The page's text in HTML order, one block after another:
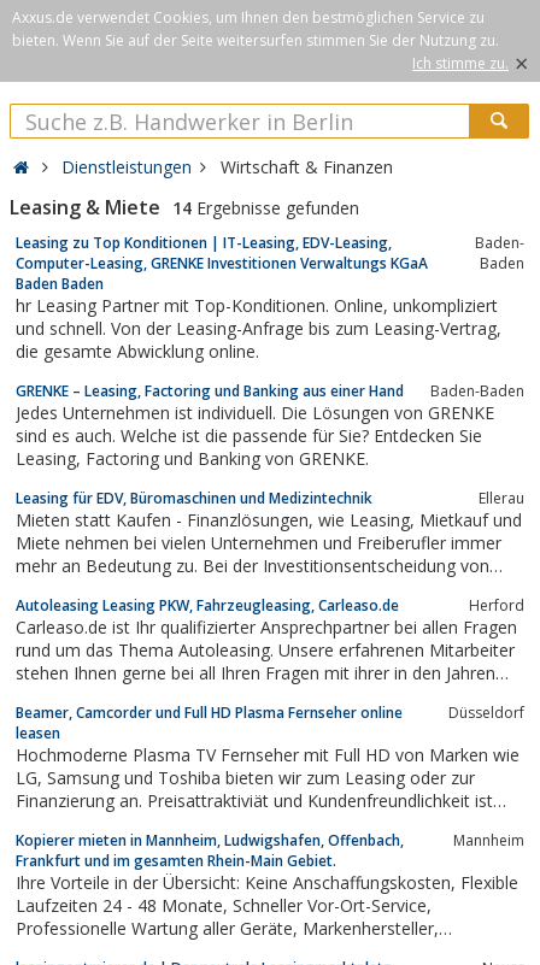
Axxus.de verwendet Cookies, um Ihnen den bestmöglichen Service zu
bieten. Wenn Sie auf der Seite weitersurfen stimmen Sie der Nutzung zu.
Ich stimme zu. ×
Dienstleistungen Wirtschaft & Finanzen
Leasing & Miete 14 Ergebnisse gefunden
Leasing zu Top Konditionen | IT-Leasing, EDV-Leasing,
Computer-Leasing, GRENKE Investitionen Verwaltungs KGaA
Baden Baden
Baden-
Baden
hr Leasing Partner mit Top-Konditionen. Online, unkompliziert
und schnell. Von der Leasing-Anfrage bis zum Leasing-Vertrag,
die gesamte Abwicklung online.
GRENKE – Leasing, Factoring und Banking aus einer Hand Baden-Baden
Jedes Unternehmen ist individuell. Die Lösungen von GRENKE
sind es auch. Welche ist die passende für Sie? Entdecken Sie
Leasing, Factoring und Banking von GRENKE.
Leasing für EDV, Büromaschinen und Medizintechnik Ellerau
Mieten statt Kaufen - Finanzlösungen, wie Leasing, Mietkauf und
Miete nehmen bei vielen Unternehmen und Freiberufler immer
mehr an Bedeutung zu. Bei der Investitionsentscheidung von
Medizintechnik bieten sie eine echte Alternative zum Kauf.
Autoleasing Leasing PKW, Fahrzeugleasing, Carleaso.de Herford
Carleaso.de ist Ihr qualifizierter Ansprechpartner bei allen Fragen
rund um das Thema Autoleasing. Unsere erfahrenen Mitarbeiter
stehen Ihnen gerne bei all Ihren Fragen mit ihrer in den Jahren
Seite, so wird Ihr Traum vom idealen Auto durch unseren Service
Wirklichkeit
Beamer, Camcorder und Full HD Plasma Fernseher online
leasen
Düsseldorf
Hochmoderne Plasma TV Fernseher mit Full HD von Marken wie
LG, Samsung und Toshiba bieten wir zum Leasing oder zur
Finanzierung an. Preisattraktiviät und Kundenfreundlichkeit ist
Kopierer mieten in Mannheim, Ludwigshafen, Offenbach,
Frankfurt und im gesamten Rhein-Main Gebiet.
Mannheim
Ihre Vorteile in der Übersicht: Keine Anschaffungskosten, Flexible
Laufzeiten 24 - 48 Monate, Schneller Vor-Ort-Service,
Professionelle Wartung aller Geräte, Markenhersteller,